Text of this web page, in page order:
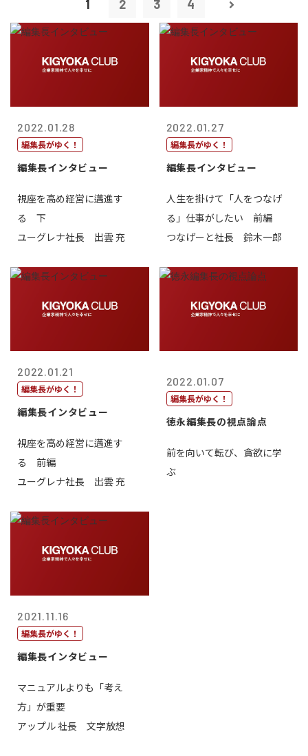
1 2 3 4
2022.01.28
編集長がゆく！
編集長インタビュー
視座を高め経営に邁進す
る 下
ユーグレナ社長 出雲 充
2022.01.27
編集長がゆく！
編集長インタビュー
人生を掛けて「人をつなげ
る」仕事がしたい 前編
つなげーと社長 鈴木一郎
2022.01.21
編集長がゆく！
編集長インタビュー
視座を高め経営に邁進す
る 前編
ユーグレナ社長 出雲 充
2022.01.07
編集長がゆく！
徳永編集長の視点論点
前を向いて転び、貪欲に学
ぶ
2021.11.16
編集長がゆく！
編集長インタビュー
マニュアルよりも「考え
方」が重要
アップル 社長 文字放想